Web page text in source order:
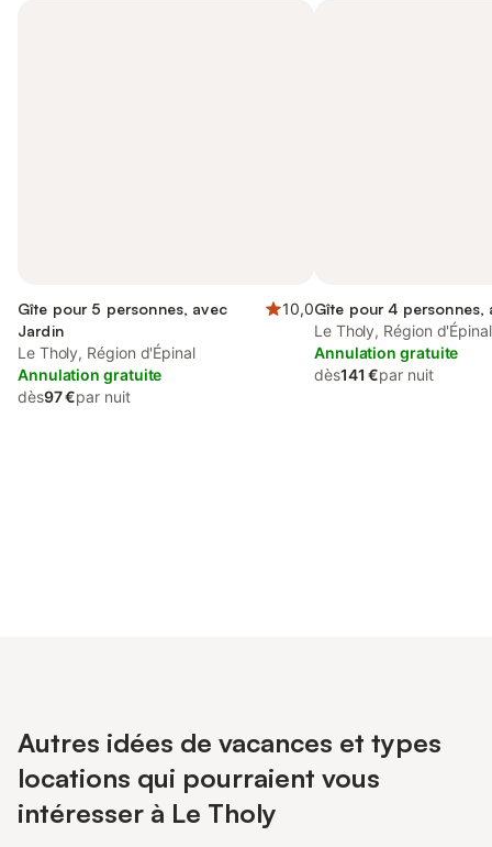
Gîte pour 5 personnes, avec
Jardin
10,0
Le Tholy, Région d'Épinal
Annulation gratuite
dès97 €par nuit
Gîte pour 4 personnes,
Le Tholy, Région d'Épinal
Annulation gratuite
dès141 €par nuit
Autres idées de vacances et types
locations qui pourraient vous
intéresser à Le Tholy